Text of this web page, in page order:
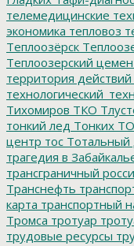
телемедицинские
экономика тепловоз
Теплоозёрск
Теплоозерский
территория действий
Тихомиров ТКО
тонкий лед Тонких
центр тос Тотальный
трагедия в
трансграничный
Транснефть
карта транспортный
Тромса тротуар
трудовые ресурсы